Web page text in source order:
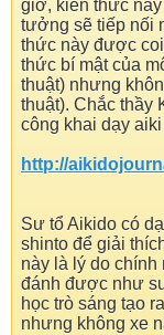
giờ, kiến thức
tưởng sẽ tiếp nối
thức này được
thức bí mật của
thuật) nhưng
thuật). Chắc thầy
công khai dạy
http://
Sư tổ Aikido có
shinto để giải
này là lý do
đánh được như
học trò sáng tạo
nhưng không xe